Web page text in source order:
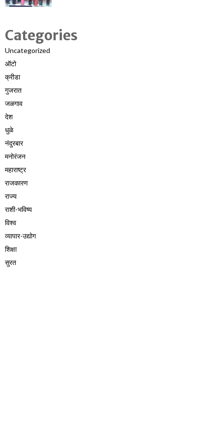
Categories
Uncategorized
ऑटो
क्रीडा
गुजरात
जळगाव
देश
धुळे
नंदुरबार
मनोरंजन
महाराष्ट्र
राजकारण
राज्य
राशी-भविष्य
विश्व
व्यापार-उद्योग
शिक्षा
सुरत